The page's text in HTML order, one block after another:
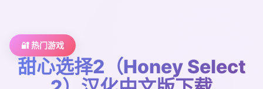
🔐 热门游戏
甜心选择2（Honey Select